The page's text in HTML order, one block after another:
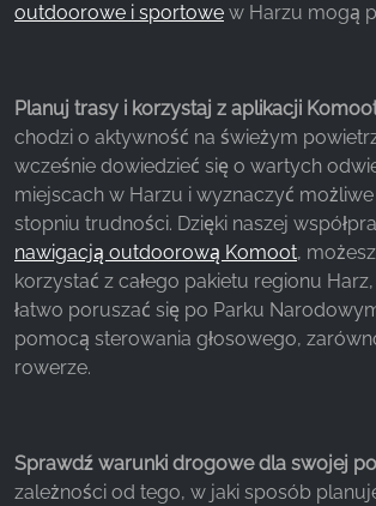
outdoorowe i sportowe w Harzu mogą
Planuj trasy i korzystaj z aplikacji
chodzi o aktywność na świeżym
wcześnie dowiedzieć się o wartych
miejscach w Harzu i wyznaczyć
stopniu trudności. Dzięki naszej
nawigacją outdoorową Komoot,
korzystać z całego pakietu regionu
łatwo poruszać się po Parku
pomocą sterowania głosowego,
rowerze.
Sprawdź warunki drogowe dla swojej
zależności od tego, w jaki sposób